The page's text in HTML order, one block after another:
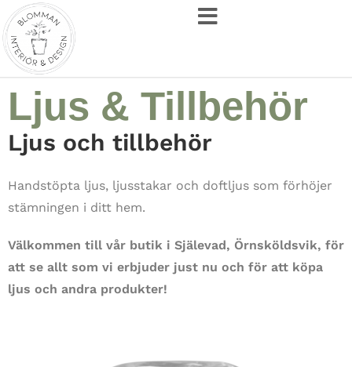
Ljus & Tillbehör
Ljus och tillbehör
Handstöpta ljus, ljusstakar och doftljus som förhöjer
stämningen i ditt hem.
Välkommen till vår butik i Själevad, Örnsköldsvik, för
att se allt som vi erbjuder just nu och för att köpa
ljus och andra produkter!